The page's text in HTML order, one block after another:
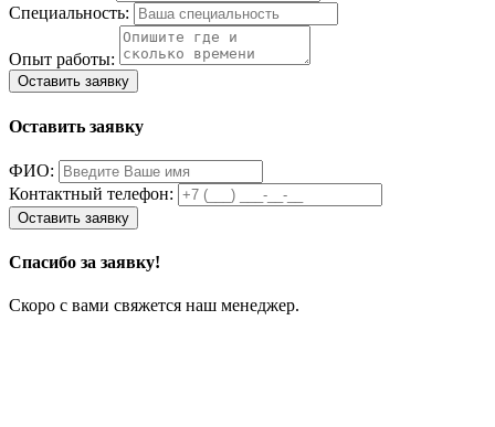
Специальность:
Опыт работы:
Оставить заявку
ФИО:
Контактный телефон:
Спасибо за заявку!
Скоро с вами свяжется наш менеджер.